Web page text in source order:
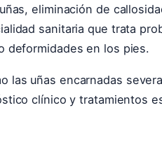
eliminación de
sanitaria que trata
deformidades en los pies.
las uñas encarnadas
clínico y tratamientos